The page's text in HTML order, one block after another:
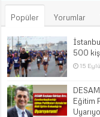
Popüler Yorumlar
500
15
Eğitim